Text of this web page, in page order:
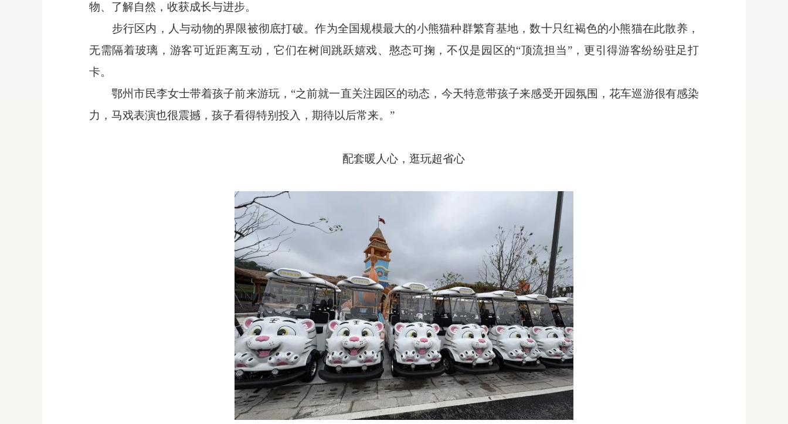
物、了解自然，收获成长与进步。
步行区内，人与动物的界限被彻底打破。作为全国规模最大的小熊猫种群繁育基地，数十只红褐色的小熊猫在此散养，
无需隔着玻璃，游客可近距离互动，它们在树间跳跃嬉戏、憨态可掬，不仅是园区的“顶流担当”，更引得游客纷纷驻足打
卡。
鄂州市民李女士带着孩子前来游玩， “之前就一直关注园区的动态，今天特意带孩子来感受开园氛围，花车巡游很有感染
力，马戏表演也很震撼，孩子看得特别投入，期待以后常来。”
配套暖人心，逛玩超省心